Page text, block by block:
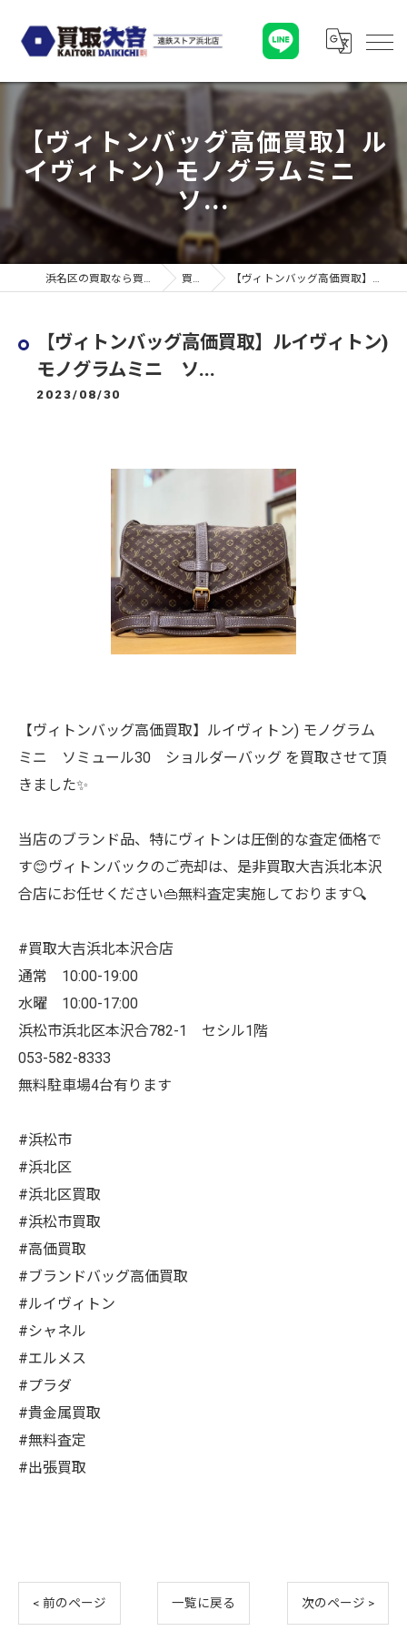
【ヴィトンバッグ高価買取】ル
イヴィトン) モノグラムミニ
ソ...
浜名区の買取なら買取大吉 遠鉄ストア浜北店 買取実績 【ヴィトンバッグ高価買取】ルイヴィトン) モノグラムミニ ソ...
【ヴィトンバッグ高価買取】ルイヴィトン)
モノグラムミニ ソ...
2023/08/30
【ヴィトンバッグ高価買取】ルイヴィトン) モノグラム
ミニ ソミュール30 ショルダーバッグ を買取させて頂
きました✨
当店のブランド品、特にヴィトンは圧倒的な査定価格で
す😊ヴィトンバックのご売却は、是非買取大吉浜北本沢
合店にお任せください👜無料査定実施しております🔍
#買取大吉浜北本沢合店
通常 10:00-19:00
水曜 10:00-17:00
浜松市浜北区本沢合782-1 セシル1階
053-582-8333
無料駐車場4台有ります
#浜松市
#浜北区
#浜北区買取
#浜松市買取
#高価買取
#ブランドバッグ高価買取
#ルイヴィトン
#シャネル
#エルメス
#プラダ
#貴金属買取
#無料査定
#出張買取
< 前のページ 一覧に戻る 次のページ >